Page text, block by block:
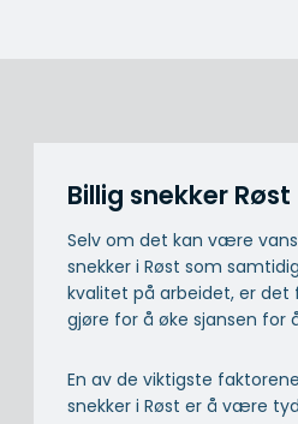
Billig snekker Røst
Selv om det kan være
snekker i Røst som
kvalitet på arbeidet, er det
gjøre for å øke sjansen for
En av de viktigste
snekker i Røst er å være